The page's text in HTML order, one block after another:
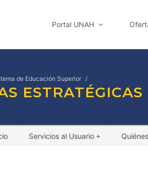
Portal UNAH
de Educación Superior
ESTRATÉGICAS
+
Servicios al Usuario